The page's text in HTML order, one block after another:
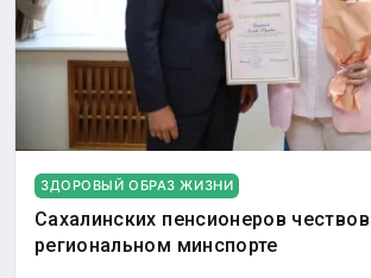
ЗДОРОВЫЙ ОБРАЗ ЖИЗНИ
Сахалинских пенсионеров
региональном минспорте